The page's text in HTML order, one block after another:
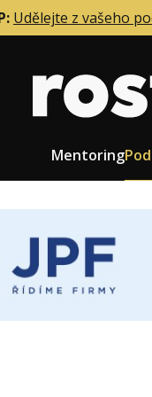
Udělejte z vašeho
Mentoring
firmy
zaměstnanců